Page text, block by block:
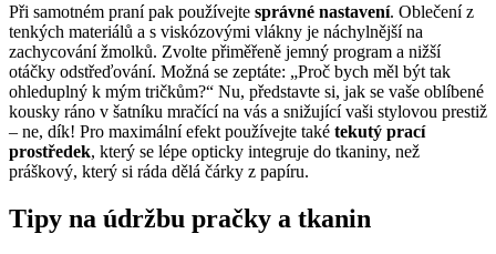
Při samotném praní pak používejte správné nastavení.‌ Oblečení z
tenkých materiálů‌ a ⁢s viskózovými⁢ vlákny je‍ náchylnější ‌na
zachycování‍ žmolků. ⁤Zvolte přiměřeně jemný program​ a nižší
otáčky odstřeďování. Možná‌ se zeptáte: „Proč bych měl být ⁢tak
ohleduplný k mým tričkům?“⁣ Nu, představte ⁤si, jak⁤ se ⁣vaše oblíbené
⁣kousky ráno v šatníku mračící ⁢na vás a‍ snižující vaši stylovou ‌prestiž
– ne,⁢ dík! Pro maximální‌ efekt používejte také tekutý prací
prostředek, který se lépe opticky integruje do tkaniny, než
práškový, který⁤ si‌ ráda ‍dělá čárky⁢ z papíru.
Tipy na‌ údržbu pračky​ a⁢ tkanin